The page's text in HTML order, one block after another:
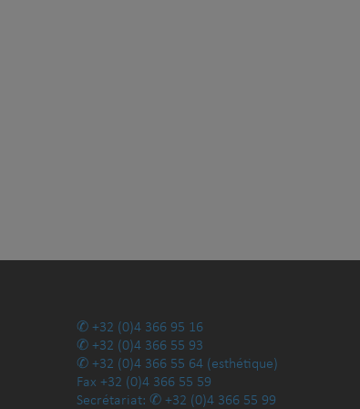
+32 (0)4 366 95 16
+32 (0)4 366 55 93
+32 (0)4 366 55 64 (esthétique)
Fax +32 (0)4 366 55 59
Secrétariat:
+32 (0)4 366 55 99